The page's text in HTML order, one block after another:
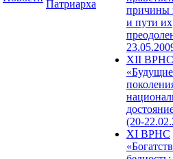
Патриарха
причины
и пути их
XII ВРНС
«Будущие
(20-
XI ВРНС